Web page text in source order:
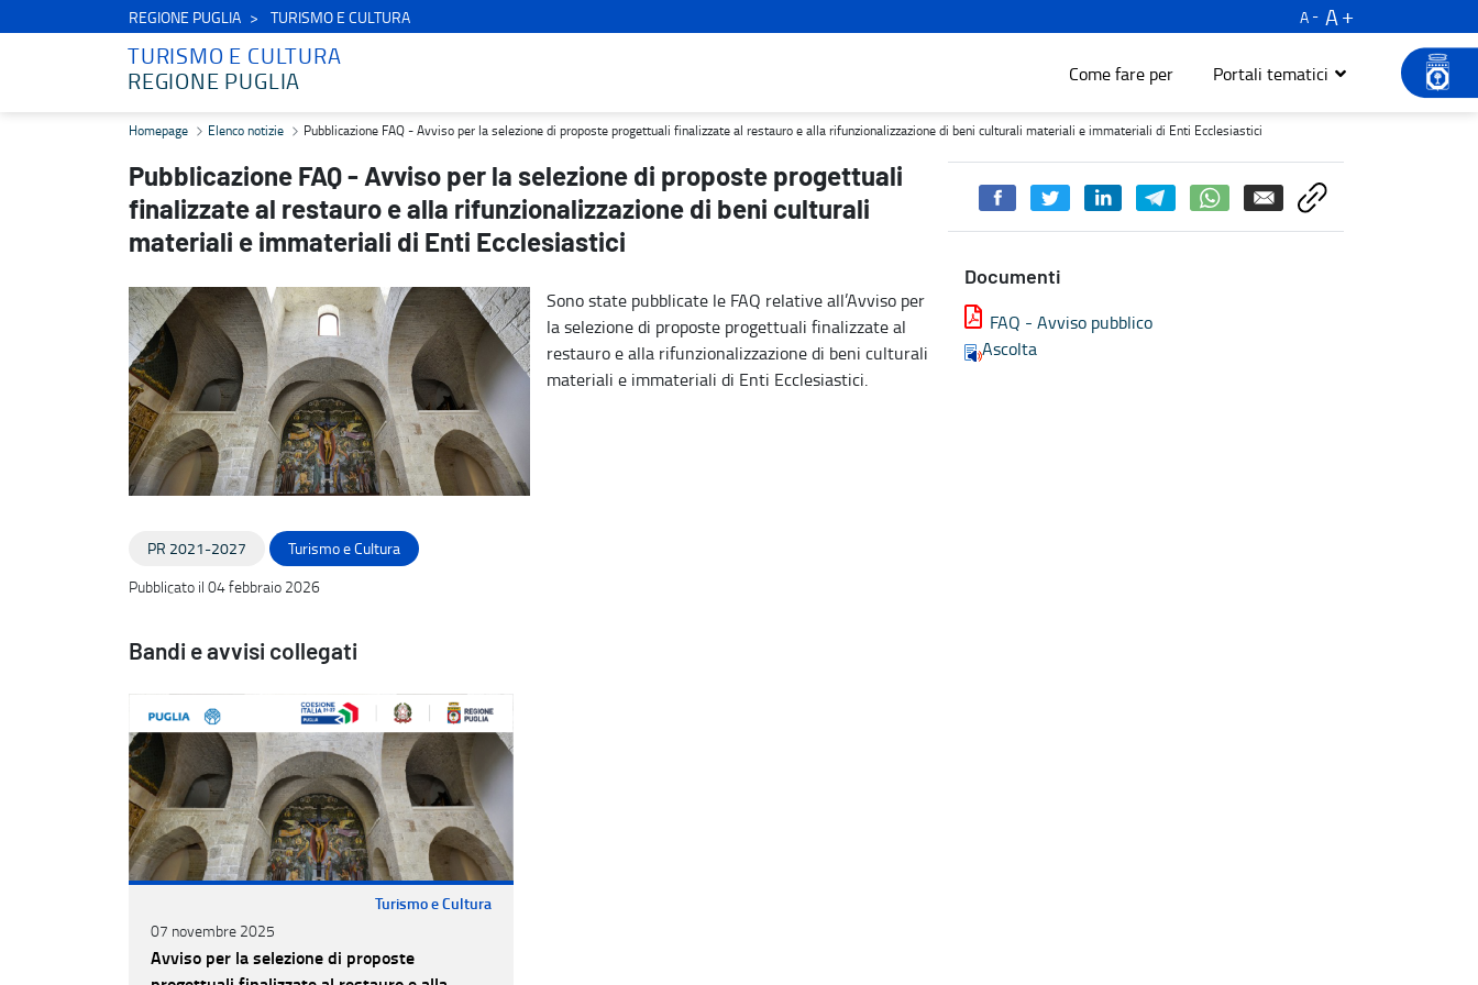
REGIONE PUGLIA TURISMO E CULTURA A
A
TURISMO E CULTURA
REGIONE PUGLIA
Come fare per Portali tematici
Pubblicazione FAQ - Avviso per la selezione di proposte progettuali finalizzate al restauro e alla rifunzionalizzazione di beni culturali materiali e immateriali di Enti Ecclesiastici - Turismo e cultura
Homepage Elenco notizie Pubblicazione FAQ - Avviso per la selezione di proposte progettuali finalizzate al restauro e alla rifunzionalizzazione di beni culturali materiali e immateriali di Enti Ecclesiastici
Pubblicazione FAQ - Avviso per la selezione di proposte progettuali
finalizzate al restauro e alla rifunzionalizzazione di beni culturali
materiali e immateriali di Enti Ecclesiastici
Sono state pubblicate le FAQ relative all’Avviso per
la selezione di proposte progettuali finalizzate al
restauro e alla rifunzionalizzazione di beni culturali
materiali e immateriali di Enti Ecclesiastici.
Documenti
FAQ - Avviso pubblico
Ascolta
PR 2021-2027
Turismo e Cultura
Pubblicato il 04 febbraio 2026
Bandi e avvisi collegati
Turismo e Cultura
07 novembre 2025
Avviso per la selezione di proposte